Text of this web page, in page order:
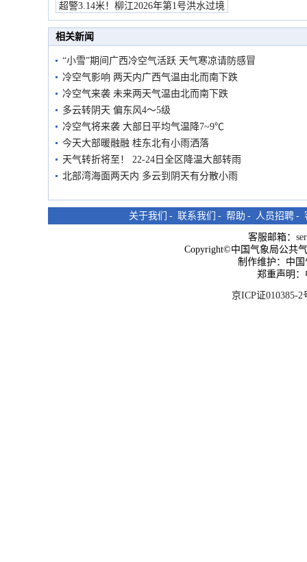
超警3.14米！柳江2026年第1号洪水过境
市民在堤岸见证汛况
相关新闻
“小雪”期间广西冷空气活跃 天气寒凉请防感冒
冷空气影响 两天内广西气温由北而南下跌
冷空气来袭 未来两天气温由北而南下跌
多云转阴天 偏东风4～5级
冷空气将来袭 大部日平均气温降7~9℃
今天大部暖融融 桂东北有小雨洒落
天气转折将至！ 22-24日全区降温大部转雨
北部湾海面两天内 多云到阴天有分散小雨
关于我们 - 联系我们 - 帮助 - 人员招聘 -
客服邮箱：
Copyright©中国气象局公共
制作维护：中
郑重声明
京ICP证010385-2